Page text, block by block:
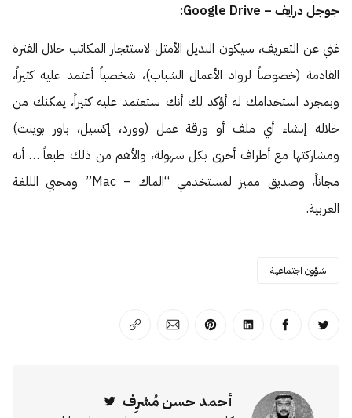
جوجل درايف – Google Drive:
غني عن التعريف، سيكون البديل الأمثل لاستئجار المكاتب خلال الفترة
القادمة (خصوصاً لرواد الأعمال الشباب)، شخصياً أعتمد عليه كثيراً،
وبمجرد استخدامك له أؤكد لك أنك ستعتمد عليه كثيراً، يمكنك من
خلاله إنشاء أي ملف أو ورقة عمل (وورد، إكسيل، باور بوينت)
ومشاركتها مع أطراف أخرى بكل سهولة، والأهم من ذلك طبعاً … أنه
مجاناً، وصديق مميز لمستخدمي “الماك – Mac” ومحبي الللغة
العربية.
شؤون اجتماعية
انشر على تويترانشر على الفيسبوك
انشر على لينكد إن
انشر على بينترست
انشر على الإيميل
انسخ الرابط
أحمد حسن مُشرِف